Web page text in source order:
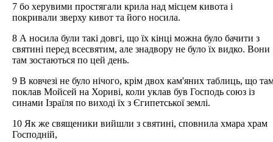
7 бо херувими простягали крила над місцем кивота і
покривали зверху кивот та його носила.
8 А носила були такі довгі, що їх кінці можна було бачити з
святині перед всесвятим, але знадвору не було їх видко. Вони
там зостаються по цей день.
9 В ковчезі не було нічого, крім двох кам'яних таблиць, що
поклав Мойсей на Хориві, коли уклав був Господь союз із
синами Ізраїля по виході їх з Єгипетської землі.
10 Як же священики вийшли з святині, сповнила хмара храм
Господній,